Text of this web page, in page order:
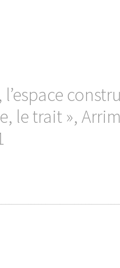
l’espace
le trait »,